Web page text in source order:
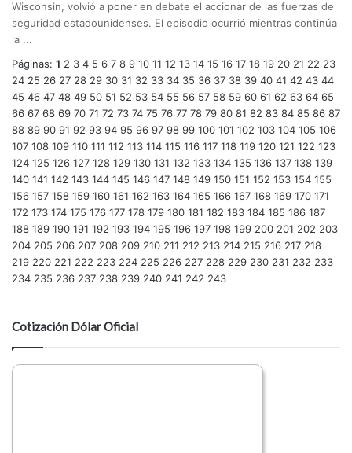
Wisconsin, volvió a poner en debate el accionar de las fuerzas de
seguridad estadounidenses. El episodio ocurrió mientras continúa
la ...
Páginas: 1 2 3 4 5 6 7 8 9 10 11 12 13 14 15 16 17 18 19 20 21 22 23
24 25 26 27 28 29 30 31 32 33 34 35 36 37 38 39 40 41 42 43 44
45 46 47 48 49 50 51 52 53 54 55 56 57 58 59 60 61 62 63 64 65
66 67 68 69 70 71 72 73 74 75 76 77 78 79 80 81 82 83 84 85 86 87
88 89 90 91 92 93 94 95 96 97 98 99 100 101 102 103 104 105 106
107 108 109 110 111 112 113 114 115 116 117 118 119 120 121 122 123
124 125 126 127 128 129 130 131 132 133 134 135 136 137 138 139
140 141 142 143 144 145 146 147 148 149 150 151 152 153 154 155
156 157 158 159 160 161 162 163 164 165 166 167 168 169 170 171
172 173 174 175 176 177 178 179 180 181 182 183 184 185 186 187
188 189 190 191 192 193 194 195 196 197 198 199 200 201 202 203
204 205 206 207 208 209 210 211 212 213 214 215 216 217 218
219 220 221 222 223 224 225 226 227 228 229 230 231 232 233
234 235 236 237 238 239 240 241 242 243
Cotización Dólar Oficial